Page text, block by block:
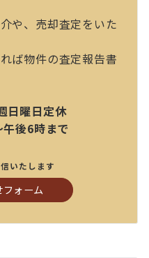
や、売却査定をいた
ば物件の査定報告書
曜日定休
後6時まで
いたします
ォーム